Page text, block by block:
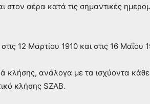
στον αέρα κατά τις σημαντικές
12 Μαρτίου 1910 και στις 16
κλήσης, ανάλογα με τα ισχύοντα
κλήσης SZAB.